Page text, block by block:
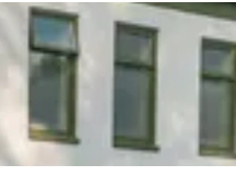
van een molen tot